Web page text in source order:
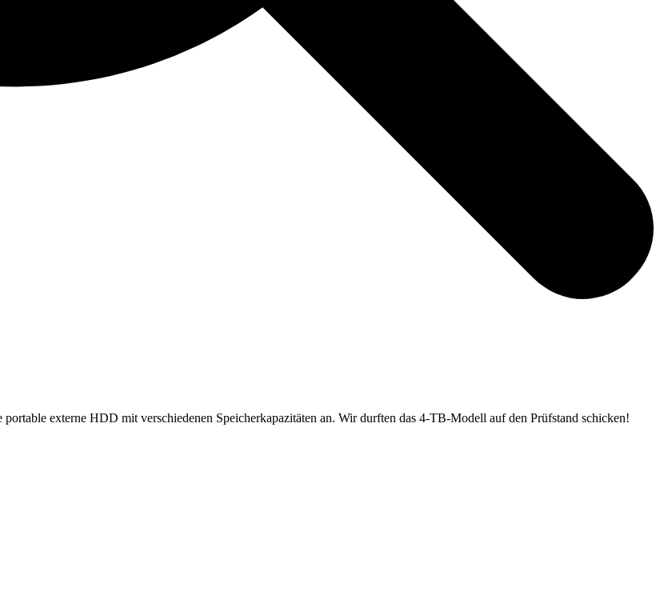
externe HDD mit verschiedenen Speicherkapazitäten an. Wir durften das 4-TB-Modell auf den Prüfstand schicken!